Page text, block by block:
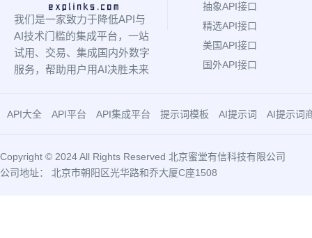
我们是一家致力于降低API与
AI技术门槛的集成平台，一站
试用、交易、集成国内外数字
服务，帮助用户用AI决胜未来
抽象API接口
精选API接口
美国API接口
国外API接口
API大全 API平台 API集成平台 提示词模板 AI提示词 AI提示词
Copyright © 2024 All Rights Reserved 北京蜜堂有信科技有限公司
公司地址： 北京市朝阳区光华路和乔大厦C座1508